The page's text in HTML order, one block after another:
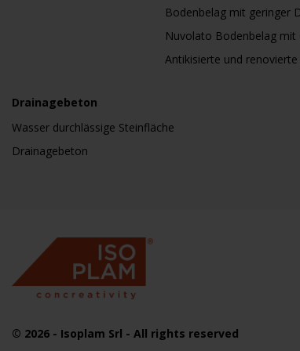
Bodenbelag mit geringer
Nuvolato Bodenbelag mit
Antikisierte und
Drainagebeton
Wasser durchlässige Steinfläche
Drainagebeton
© 2026 - Isoplam Srl - All rights reserved